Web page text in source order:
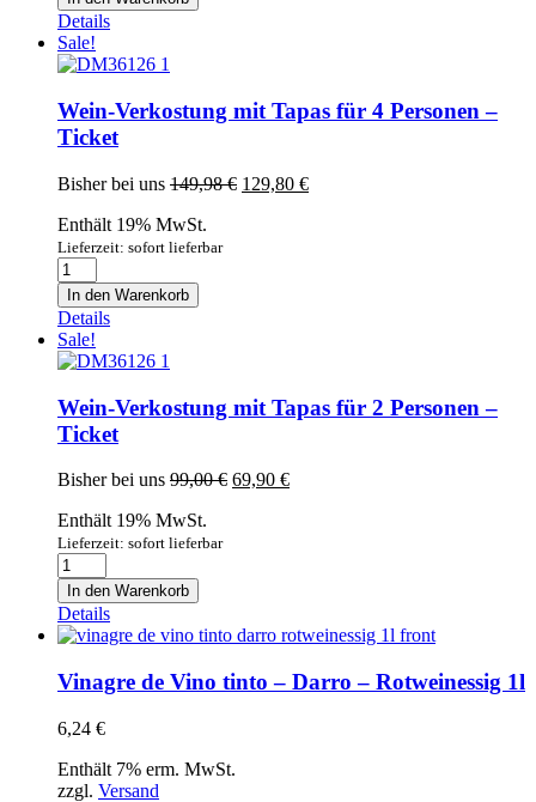
Marieta
Rias
Baixas
2019
0,75l
Menge
Details
Sale!
Wein-Verkostung mit Tapas für 4 Personen –
Ticket
Bisher bei uns 149,98€ Ursprünglicher
129,80 €Aktueller
Enthält 19% MwSt.
Lieferzeit: sofort lieferbar
Wein-
Verkostung
mit
Tapas
für
4
Personen
-
Ticket
In den Warenkorb
Details
Sale!
Wein-Verkostung mit Tapas für 2 Personen –
Ticket
Bisher bei uns 99,00€ Ursprünglicher
69,90 €Aktueller
Enthält 19% MwSt.
Lieferzeit: sofort lieferbar
Wein-
Verkostung
mit
Tapas
für
2
Personen
Ticket
In den Warenkorb
Details
Vinagre de Vino tinto – Darro – Rotweinessig 1l
6,24 €
Enthält 7% erm. MwSt.
zzgl. Versand